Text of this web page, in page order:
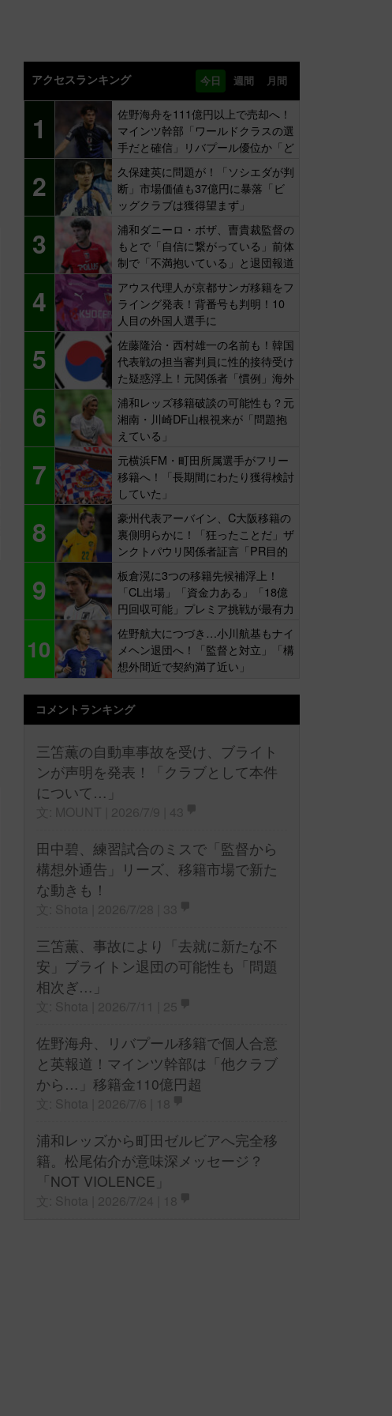
アクセスランキング 今日 週間 月間
1
佐野海舟を111億円以上で売却へ！
マインツ幹部「ワールドクラスの選
手だと確信」リバプール優位か「ど
ちらかだ」
2
久保建英に問題が！「ソシエダが判
断」市場価値も37億円に暴落「ビ
ッグクラブは獲得望まず」
3
浦和ダニーロ・ボザ、曺貴裁監督の
もとで「自信に繋がっている」前体
制で「不満抱いている」と退団報道
4
アウス代理人が京都サンガ移籍をフ
ライング発表！背番号も判明！10
人目の外国人選手に
5
佐藤隆治・西村雄一の名前も！韓国
代表戦の担当審判員に性的接待受け
た疑惑浮上！元関係者「慣例」海外
報道
6
浦和レッズ移籍破談の可能性も？元
湘南・川崎DF山根視来が「問題抱
えている」
7
元横浜FM・町田所属選手がフリー
移籍へ！「長期間にわたり獲得検討
していた」
8
豪州代表アーバイン、C大阪移籍の
裏側明らかに！「狂ったことだ」ザ
ンクトパウリ関係者証言「PR目的
9
板倉滉に3つの移籍先候補浮上！
「CL出場」「資金力ある」「18億
円回収可能」プレミア挑戦が最有力
10
佐野航大につづき…小川航基もナイ
メヘン退団へ！「監督と対立」「構
想外間近で契約満了近い」
コメントランキング
三笘薫の自動車事故を受け、ブライト
ンが声明を発表！「クラブとして本件
について…」
田中碧、練習試合のミスで「監督から
構想外通告」リーズ、移籍市場で新た
な動きも！
三笘薫、事故により「去就に新たな不
安」ブライトン退団の可能性も「問題
相次ぎ…」
佐野海舟、リバプール移籍で個人合意
と英報道！マインツ幹部は「他クラブ
から…」移籍金110億円超
浦和レッズから町田ゼルビアへ完全移
籍。松尾佑介が意味深メッセージ？
「NOT VIOLENCE」